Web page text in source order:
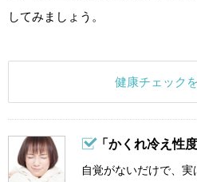
してみましょう。
健康チェック
「かくれ冷え性
自覚がないだけで、実